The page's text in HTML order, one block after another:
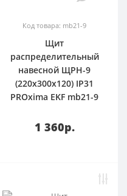
Код товара: mb21-9
Щит
распределительный
навесной ЩРН-9
(220х300х120) IP31
PROxima EKF mb21-9
1 360р.